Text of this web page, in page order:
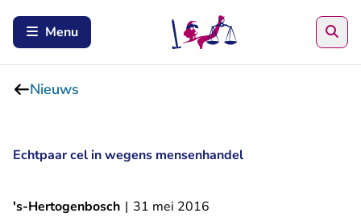
Menu
Nieuws
Echtpaar cel in wegens mensenhandel
's-Hertogenbosch | 31 mei 2016